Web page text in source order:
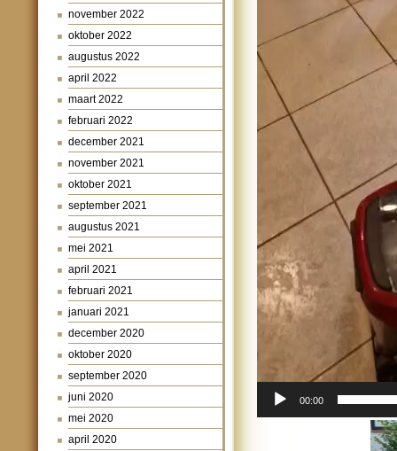
november 2022
oktober 2022
augustus 2022
april 2022
maart 2022
februari 2022
december 2021
november 2021
oktober 2021
september 2021
augustus 2021
mei 2021
april 2021
februari 2021
januari 2021
december 2020
oktober 2020
september 2020
juni 2020
mei 2020
april 2020
00:00